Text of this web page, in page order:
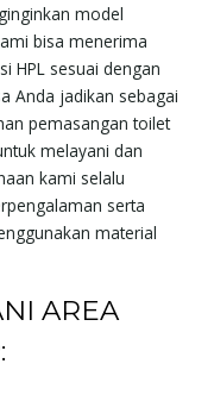
model
bisa menerima
HPL sesuai dengan
Anda jadikan sebagai
pemasangan toilet
melayani dan
kami selalu
serta
material
AREA